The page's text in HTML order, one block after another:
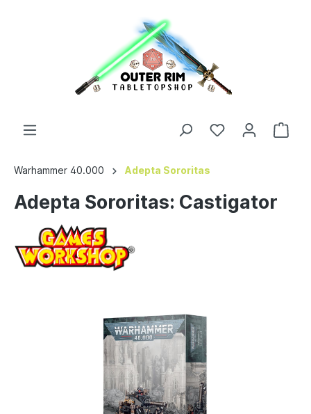
Warhammer 40.000 Adepta Sororitas
Adepta Sororitas: Castigator